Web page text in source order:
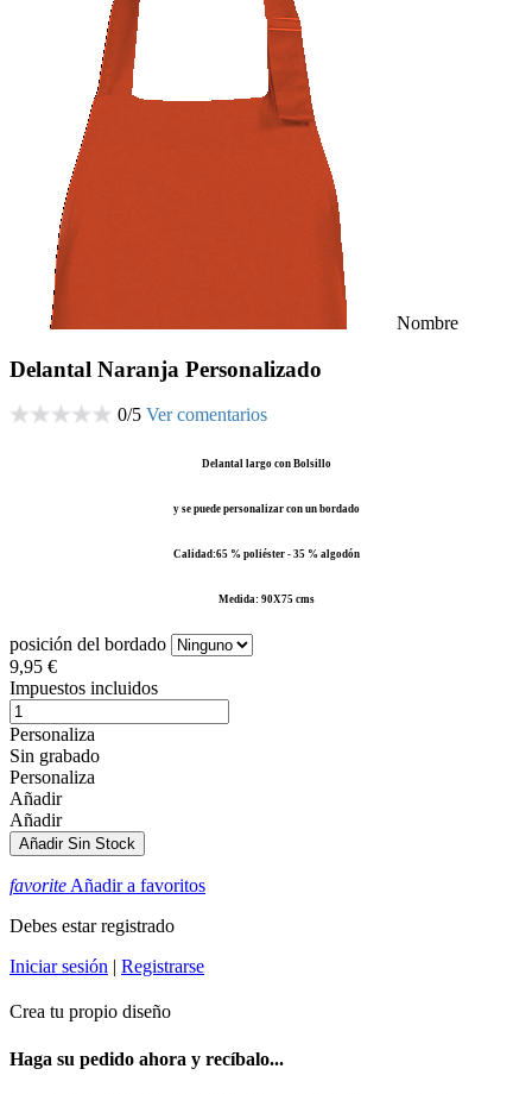
Nombre
Delantal Naranja Personalizado
0/5 Ver comentarios
Delantal largo con Bolsillo
y se puede personalizar con un bordado
Calidad:65 % poliéster - 35 % algodón
Medida: 90X75 cms
posición del bordado
9,95 €
Impuestos incluidos
Personaliza
Sin grabado
Personaliza
Añadir
Añadir
Añadir Sin Stock
favorite Añadir a favoritos
Debes estar registrado
Iniciar sesión | Registrarse
Crea tu propio diseño
Haga su pedido ahora y recíbalo...